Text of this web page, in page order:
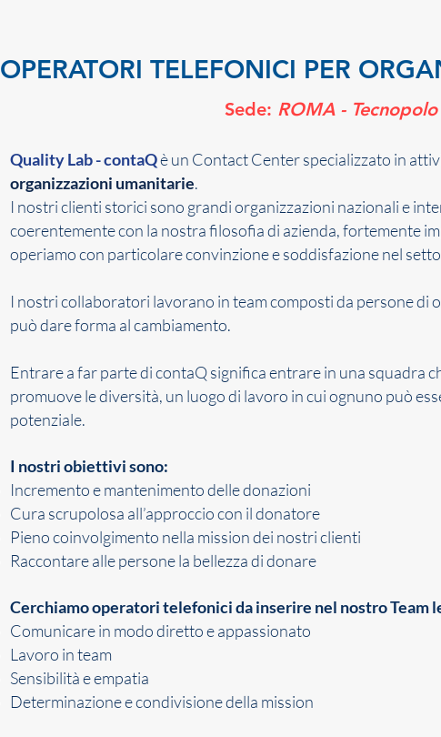
OPERATORI TELEFONICI PER
Sede: ROMA -
Quality Lab - contaQè un Contact Center specializzato in
organizzazioni umanitarie.
I nostri clienti storici sono grandi organizzazioni nazionali e
coerentemente con la nostra filosofia di azienda, fortemente
operiamo con particolare convinzione e soddisfazione nel
I nostri collaboratori lavorano in team composti da persone di
può dare forma al cambiamento.
Entrare a far parte di contaQ significa entrare in una squadra
promuove le diversità, un luogo di lavoro in cui ognuno può
potenziale.
I nostri obiettivi sono:
Incremento e mantenimento delle donazioni
Cura scrupolosa all’approccio con il donatore
Pieno coinvolgimento nella mission dei nostri clienti
Raccontare alle persone la bellezza di donare
Cerchiamo operatori telefonici da inserire nel nostro Team
Comunicare in modo diretto e appassionato
Lavoro in team
Sensibilità e empatia
Determinazione e condivisione della mission